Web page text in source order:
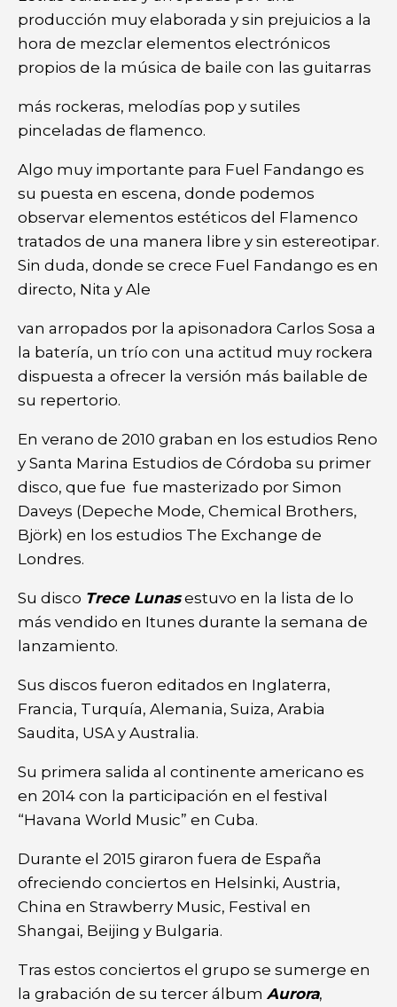
producción muy elaborada y sin prejuicios a la
hora de mezclar elementos electrónicos
propios de la música de baile con las guitarras
más rockeras, melodías pop y sutiles
pinceladas de flamenco.
Algo muy importante para Fuel Fandango es
su puesta en escena, donde podemos
observar elementos estéticos del Flamenco
tratados de una manera libre y sin estereotipar.
Sin duda, donde se crece Fuel Fandango es en
directo, Nita y Ale
van arropados por la apisonadora Carlos Sosa a
la batería, un trío con una actitud muy rockera
dispuesta a ofrecer la versión más bailable de
su repertorio.
En verano de 2010 graban en los estudios Reno
y Santa Marina Estudios de Córdoba su primer
disco, que fue fue masterizado por Simon
Daveys (Depeche Mode, Chemical Brothers,
Björk) en los estudios The Exchange de
Londres.
Su disco Trece Lunasestuvo en la lista de lo
más vendido en Itunes durante la semana de
lanzamiento.
Sus discos fueron editados en Inglaterra,
Francia, Turquía, Alemania, Suiza, Arabia
Saudita, USA y Australia.
Su primera salida al continente americano es
en 2014 con la participación en el festival
“Havana World Music” en Cuba.
Durante el 2015 giraron fuera de España
ofreciendo conciertos en Helsinki, Austria,
China en Strawberry Music, Festival en
Shangai, Beijing y Bulgaria.
Tras estos conciertos el grupo se sumerge en
la grabación de su tercer álbum Aurora,